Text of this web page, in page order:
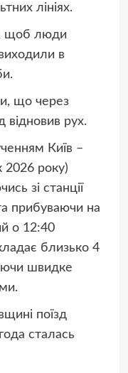
лініях.
щоб люди
в
що через
відновив рух.
Київ –
2026 року)
зі станції
прибуваючи на
о 12:40
близько 4
швидке
поїзд
сталась